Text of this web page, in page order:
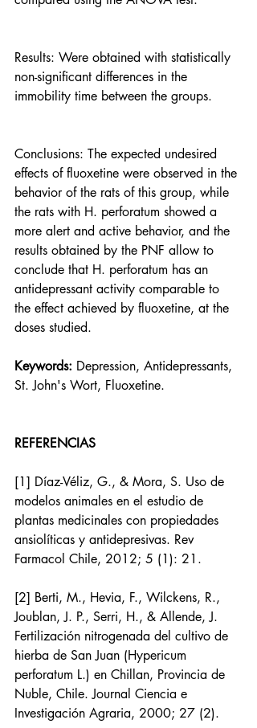
Results: Were obtained with statistically
non-significant differences in the
immobility time between the groups.
Conclusions: The expected undesired
effects of fluoxetine were observed in the
behavior of the rats of this group, while
the rats with H. perforatum showed a
more alert and active behavior, and the
results obtained by the PNF allow to
conclude that H. perforatum has an
antidepressant activity comparable to
the effect achieved by fluoxetine, at the
doses studied.
Keywords: Depression, Antidepressants,
St. John's Wort, Fluoxetine.
REFERENCIAS
[1] Díaz-Véliz, G., & Mora, S. Uso de
modelos animales en el estudio de
plantas medicinales con propiedades
ansiolíticas y antidepresivas. Rev
Farmacol Chile, 2012; 5 (1): 21.
[2] Berti, M., Hevia, F., Wilckens, R.,
Joublan, J. P., Serri, H., & Allende, J.
Fertilización nitrogenada del cultivo de
hierba de San Juan (Hypericum
perforatum L.) en Chillan, Provincia de
Nuble, Chile. Journal Ciencia e
Investigación Agraria, 2000; 27 (2).